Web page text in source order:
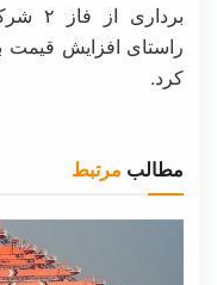
راستای افزایش قیمت
کرد.
مطالب مرتبط